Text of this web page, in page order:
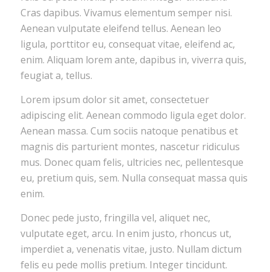
Cras dapibus. Vivamus elementum semper nisi.
Aenean vulputate eleifend tellus. Aenean leo
ligula, porttitor eu, consequat vitae, eleifend ac,
enim. Aliquam lorem ante, dapibus in, viverra quis,
feugiat a, tellus.
Lorem ipsum dolor sit amet, consectetuer
adipiscing elit. Aenean commodo ligula eget dolor.
Aenean massa. Cum sociis natoque penatibus et
magnis dis parturient montes, nascetur ridiculus
mus. Donec quam felis, ultricies nec, pellentesque
eu, pretium quis, sem. Nulla consequat massa quis
enim.
Donec pede justo, fringilla vel, aliquet nec,
vulputate eget, arcu. In enim justo, rhoncus ut,
imperdiet a, venenatis vitae, justo. Nullam dictum
felis eu pede mollis pretium. Integer tincidunt.